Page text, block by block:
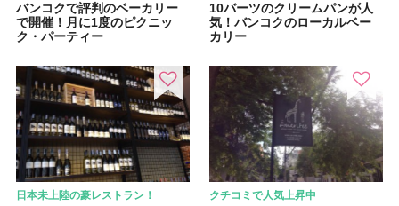
バンコクで評判のベーカリー
で開催！月に1度のピクニッ
ク・パーティー
10バーツのクリームパンが人
気！バンコクのローカルベー
カリー
日本未上陸の豪レストラン！ クチコミで人気上昇中